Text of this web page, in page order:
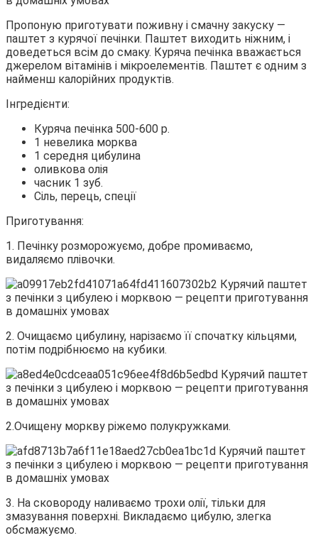
Пропоную приготувати поживну і смачну закуску —
паштет з курячої печінки. Паштет виходить ніжним, і
доведеться всім до смаку. Куряча печінка вважається
джерелом вітамінів і мікроелементів. Паштет є одним з
найменш калорійних продуктів.
Інгредієнти:
Куряча печінка 500-600 р.
1 невелика морква
1 середня цибулина
оливкова олія
часник 1 зуб.
Сіль, перець, спеції
Приготування:
1. Печінку розморожуємо, добре промиваємо,
видаляємо плівочки.
2. Очищаємо цибулину, нарізаємо її спочатку кільцями,
потім подрібнюємо на кубики.
2.Очищену моркву ріжемо полукружками.
3. На сковороду наливаємо трохи олії, тільки для
змазування поверхні. Викладаємо цибулю, злегка
обсмажуємо.